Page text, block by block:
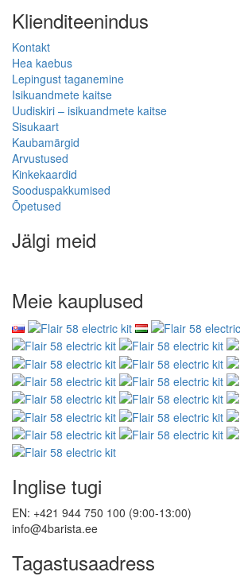
Klienditeenindus
Kontakt
Hea kaebus
Lepingust taganemine
Isikuandmete kaitse
Uudiskiri – isikuandmete kaitse
Sisukaart
Kaubamärgid
Arvustused
Kinkekaardid
Sooduspakkumised
Õpetused
Jälgi meid
Meie kauplused
Inglise tugi
EN: +421 944 750 100 (9:00-13:00)
info@4barista.ee
Tagastusaadress